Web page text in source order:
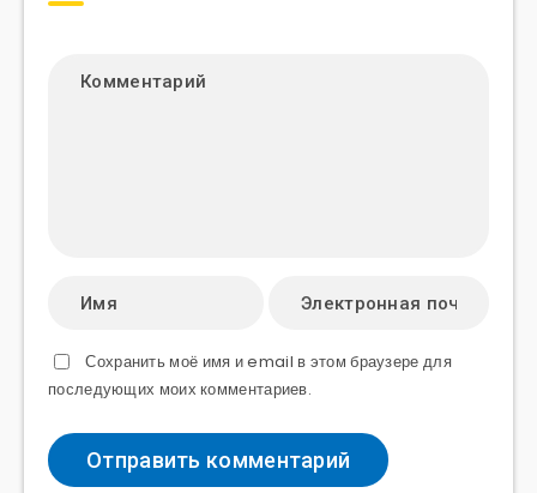
Сохранить моё имя и email в этом браузере для
последующих моих комментариев.